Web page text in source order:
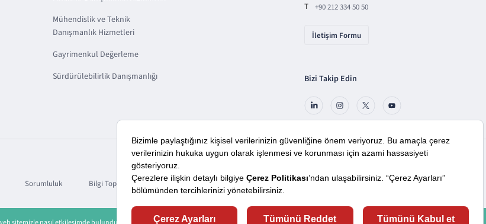
Mühendislik ve Teknik
Danışmanlık Hizmetleri
Gayrimenkul Değerleme
Sürdürülebilirlik Danışmanlığı
T
+90 212 334 50 50
İletişim Formu
Bizi Takip Edin
Sorumluluk Bilgi Toplumu Hizmetleri